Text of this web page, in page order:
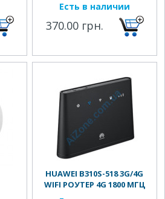
Есть в наличии
370.00 грн.
HUAWEI B310S-518 3G/4G
WIFI РОУТЕР 4G 1800 МГЦ